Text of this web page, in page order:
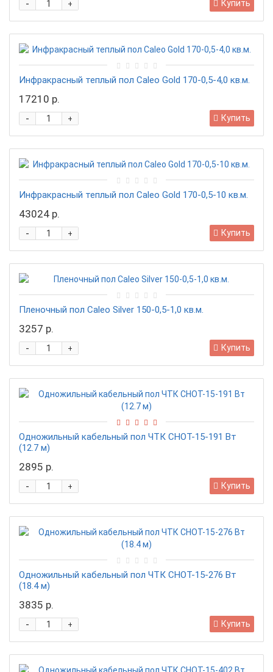
+
- Купить
Инфракрасный теплый пол Caleo Gold 170-0,5-4,0 кв.м.
17210 р.
+
- Купить
Инфракрасный теплый пол Caleo Gold 170-0,5-10 кв.м.
43024 р.
+
- Купить
Пленочный пол Caleо Silver 150-0,5-1,0 кв.м.
3257 р.
+
- Купить
Одножильный кабельный пол ЧТК СНОТ-15-191 Вт
(12.7 м)
2895 р.
+
- Купить
Одножильный кабельный пол ЧТК СНОТ-15-276 Вт
(18.4 м)
3835 р.
+
- Купить